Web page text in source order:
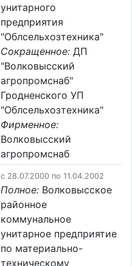
унитарного
предприятия
"Облсельхозтехника"
Сокращенное: ДП
"Волковысский
агропромснаб"
Гродненского УП
"Облсельхозтехника"
Фирменное:
Волковысский
агропромснаб
c 28.07.2000 по 11.04.2002
Полное: Волковысское
районное
коммунальное
унитарное предприятие
по материально-
техническому